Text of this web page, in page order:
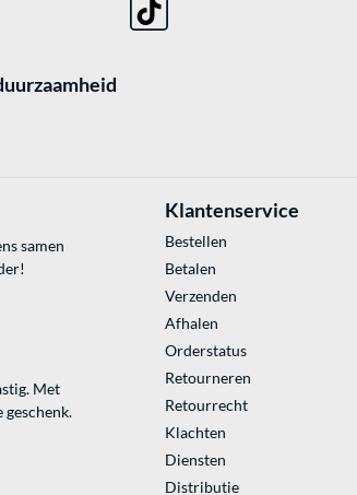
samen
Met
Klantenservice
Bestellen
Betalen
Verzenden
Afhalen
Orderstatus
Retourneren
Retourrecht
Klachten
Diensten
Distributie